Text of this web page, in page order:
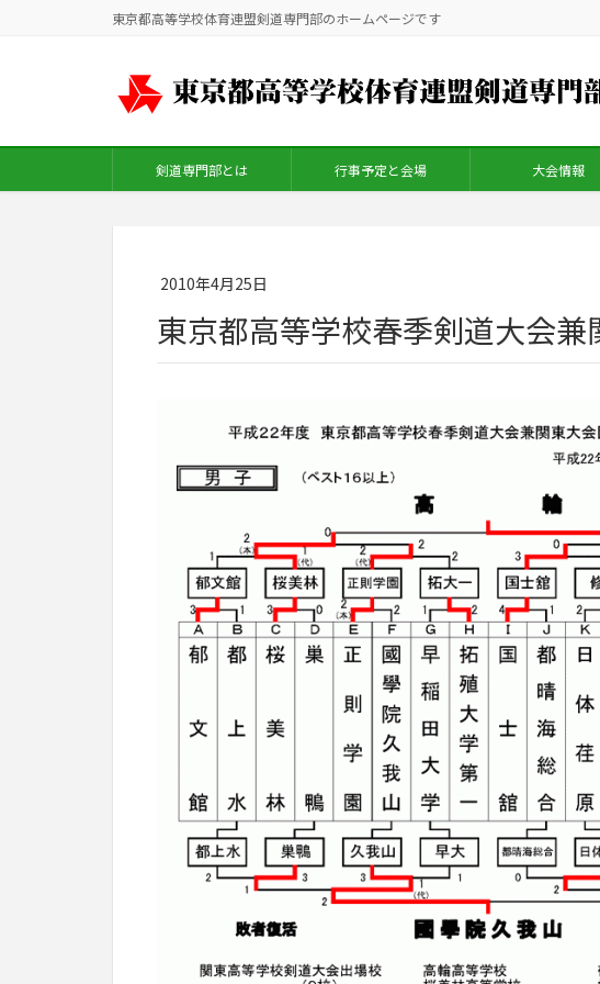
東京都高等学校体育連盟剣道専門部のホームページです
剣道専門部とは 行事予定と会場 大会情報
2010年4月25日
東京都高等学校春季剣道大会